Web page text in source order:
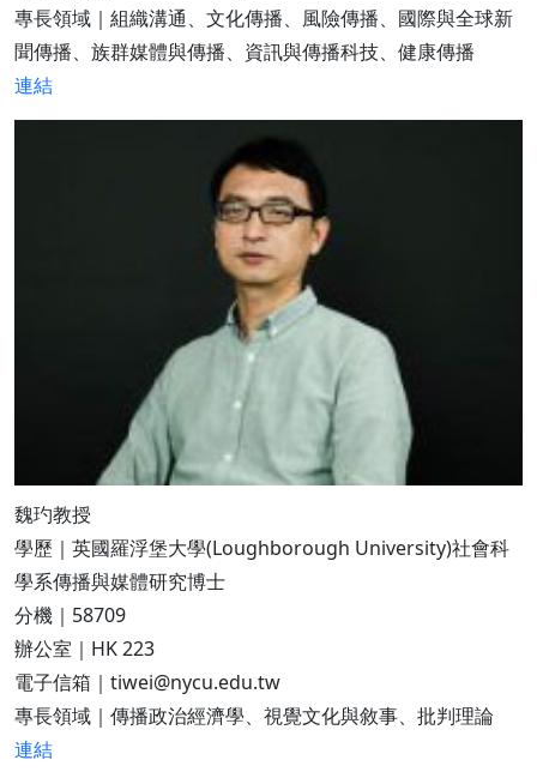
專長領域｜組織溝通、文化傳播、風險傳播、國際與全球新
聞傳播、族群媒體與傳播、資訊與傳播科技、健康傳播
連結
魏玓教授
學歷｜英國羅浮堡大學(Loughborough University)社會科
學系傳播與媒體研究博士
分機｜58709
辦公室｜HK 223
電子信箱｜tiwei@nycu.edu.tw
專長領域｜傳播政治經濟學、視覺文化與敘事、批判理論
連結